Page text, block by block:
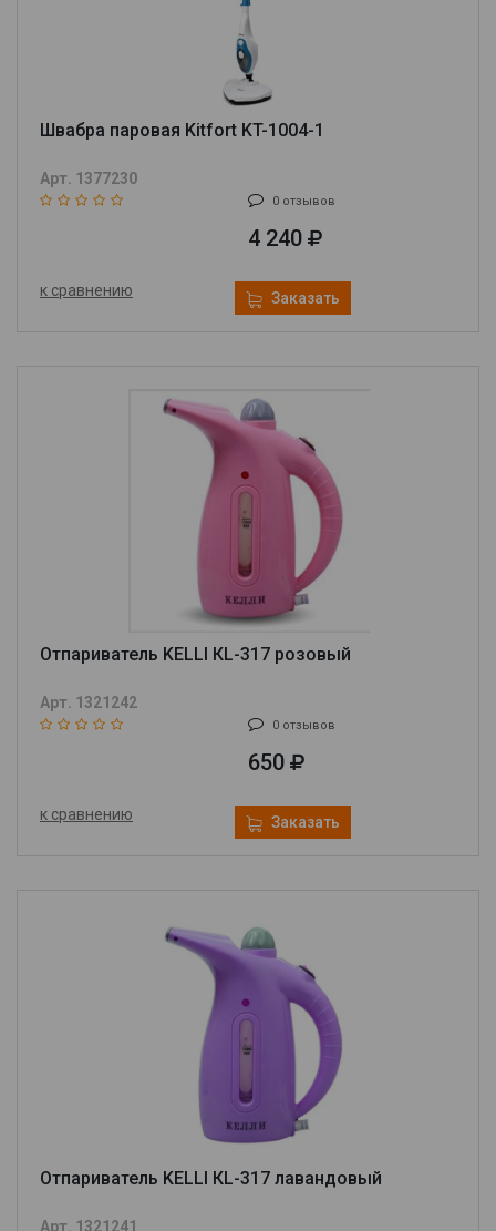
Швабра паровая Kitfort KT-1004-1
Арт. 1377230
0 отзывов
4 240
к сравнению Заказать
Отпариватель KELLI КL-317 розовый
Арт. 1321242
0 отзывов
650
к сравнению Заказать
Отпариватель KELLI КL-317 лавандовый
Арт. 1321241